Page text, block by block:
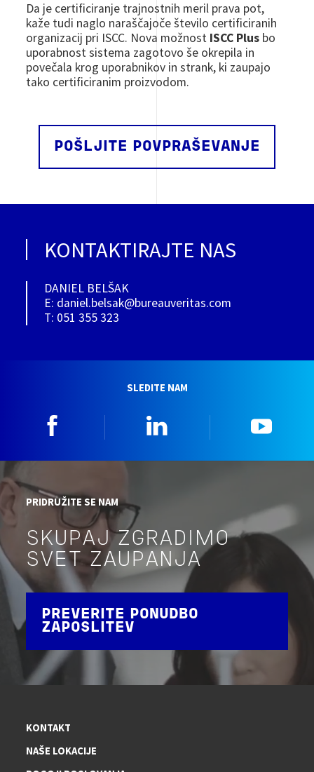
Da je certificiranje trajnostnih meril prava pot,
kaže tudi naglo naraščajoče število certificiranih
organizacij pri ISCC. Nova možnost ISCC Plus bo
uporabnost sistema zagotovo še okrepila in
povečala krog uporabnikov in strank, ki zaupajo
tako certificiranim proizvodom.
POŠLJITE POVPRAŠEVANJE
KONTAKTIRAJTE NAS
DANIEL BELŠAK
E: daniel.belsak@bureauveritas.com
T: 051 355 323
SLEDITE NAM
PRIDRUŽITE SE NAM
SKUPAJ ZGRADIMO
SVET ZAUPANJA
PREVERITE PONUDBO
ZAPOSLITEV
KONTAKT
NAŠE LOKACIJE